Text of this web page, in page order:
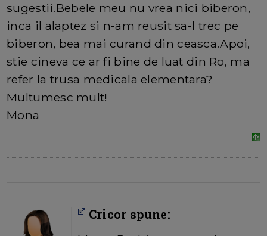
sugestii.Bebele meu nu vrea nici biberon,
inca il alaptez si n-am reusit sa-l trec pe
biberon, bea mai curand din ceasca.Apoi,
stie cineva ce ar fi bine de luat din Ro, ma
refer la trusa medicala elementara?
Multumesc mult!
Mona
Cricor spune: